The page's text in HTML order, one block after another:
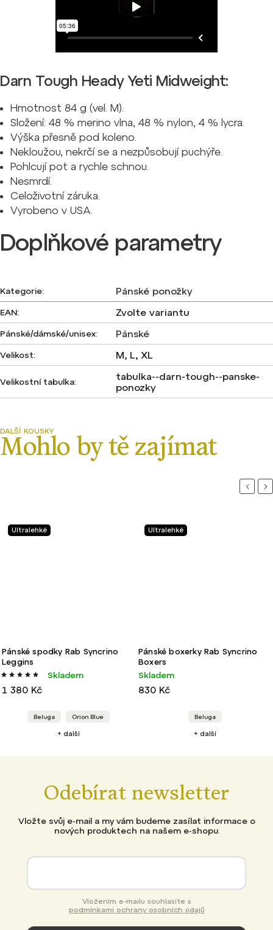
Darn Tough Heady Yeti Midweight:
Hmotnost 84 g (vel. M).
Složení: 48 % merino vlna, 48 % nylon, 4 % lycra.
Výška přesně pod koleno.
Nekloužou, nekrčí se a nezpůsobují puchýře.
Pohlcují pot a rychle schnou.
Nesmrdí.
Celoživotní záruka.
Vyrobeno v USA.
Doplňkové parametry
Kategorie: Pánské ponožky
EAN: Zvolte variantu
Pánské/dámské/unisex: Pánské
Velikost: M, L, XL
Velikostní tabulka:
tabulka--darn-tough--panske-
ponozky
Ultralehké
Pánské spodky Rab Syncrino
Leggins
Skladem
1 380 Kč
Beluga Orion Blue
+ další
Ultralehké
Pánské boxerky Rab Syncrino
Boxers
Skladem
830 Kč
Beluga
+ další
Odebírat newsletter
Vložte svůj e-mail a my vám budeme zasílat informace o
nových produktech na našem e-shopu.
podmínkami ochrany osobních údajů